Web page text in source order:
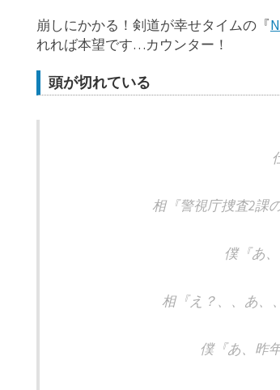
崩しにかかる！剣道が幸せタイムの『
れれば本望です…カウンター！
頭が切れている
相『警視庁捜査2課
僕『あ
相『え？、、あ、
僕『あ、昨